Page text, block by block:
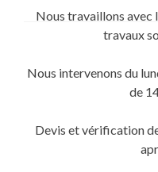
Twitter(ouvre
sur
dans
une dans
fenêtre)
Nous travaillons avec
travaux
Nous intervenons du
de
Devis et vérification